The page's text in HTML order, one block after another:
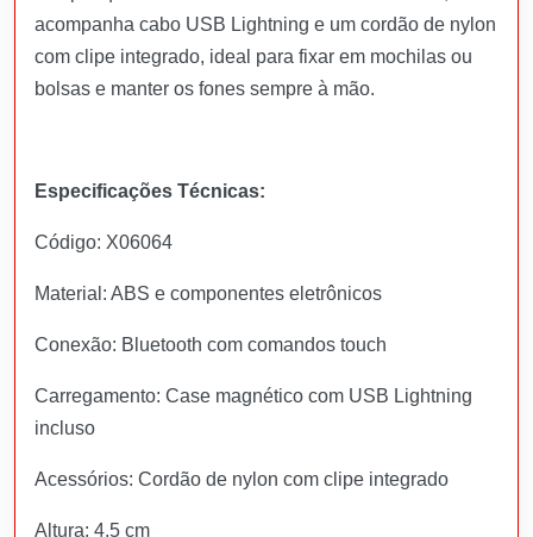
acompanha cabo USB Lightning e um cordão de nylon
com clipe integrado, ideal para fixar em mochilas ou
bolsas e manter os fones sempre à mão.
Especificações Técnicas:
Código: X06064
Material: ABS e componentes eletrônicos
Conexão: Bluetooth com comandos touch
Carregamento: Case magnético com USB Lightning
incluso
Acessórios: Cordão de nylon com clipe integrado
Altura: 4,5 cm